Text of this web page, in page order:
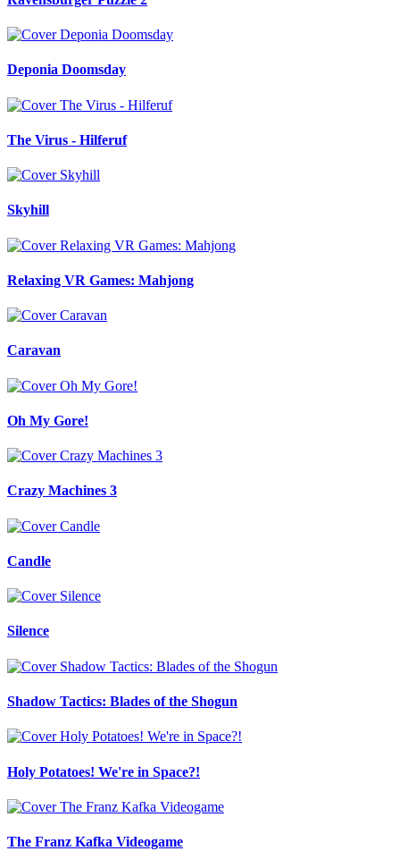
Deponia Doomsday
The Virus - Hilferuf
Skyhill
Relaxing VR Games: Mahjong
Caravan
Oh My Gore!
Crazy Machines 3
Candle
Silence
Shadow Tactics: Blades of the Shogun
Holy Potatoes! We're in Space?!
The Franz Kafka Videogame